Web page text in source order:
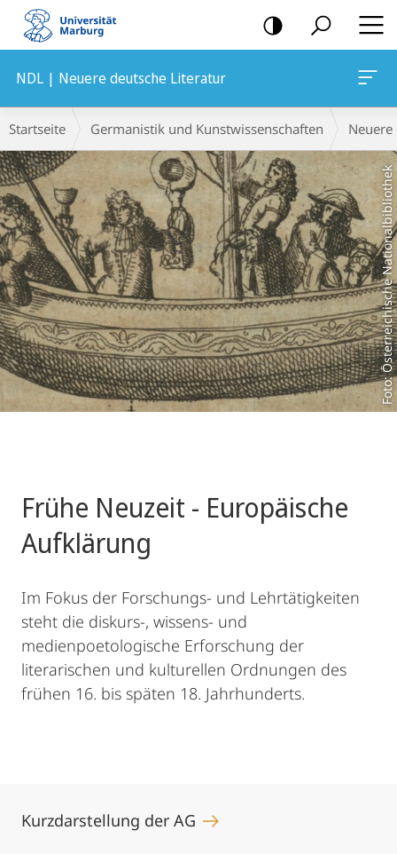
Mobile-
Navigation
NDL | Neuere deutsche Literatur
Hauptinhalt
Breadcrumb-
Navigation
Startseite Germanistik und Kunstwissenschaften
Foto: Österreichische Nationalbibliothek
Frühe Neuzeit - Europäische
Aufklärung
Im Fokus der Forschungs- und Lehrtätigkeiten
steht die diskurs-, wissens- und
medienpoetologische Erforschung der
literarischen und kulturellen Ordnungen des
frühen 16. bis späten 18. Jahrhunderts.
Kurzdarstellung der AG